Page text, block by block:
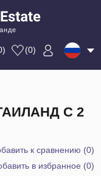
) (0)
С 2
к сравнению (0)
в избранное (0)